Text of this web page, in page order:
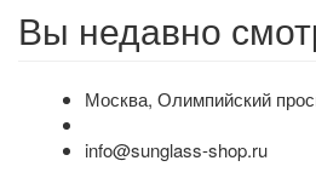
Вы недавно
Москва, Олимпийский
info@sunglass-shop.ru